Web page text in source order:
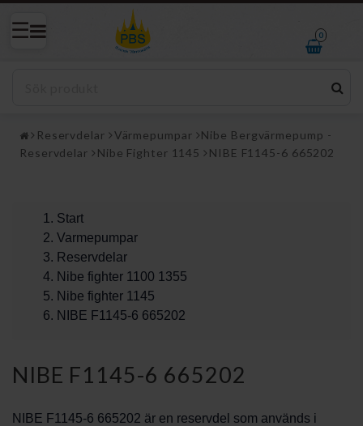
0
Reservdelar Värmepumpar
Nibe Bergvärmepump -
Reservdelar
Nibe Fighter 1145 NIBE F1145-6 665202
Start
Varmepumpar
Reservdelar
Nibe fighter 1100 1355
Nibe fighter 1145
NIBE F1145-6 665202
NIBE F1145-6 665202
NIBE F1145-6 665202 är en reservdel som används i